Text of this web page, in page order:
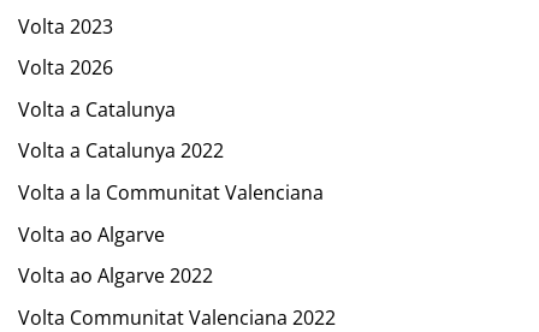
Volta 2023
Volta 2026
Volta a Catalunya
Volta a Catalunya 2022
Volta a la Communitat Valenciana
Volta ao Algarve
Volta ao Algarve 2022
Volta Communitat Valenciana 2022